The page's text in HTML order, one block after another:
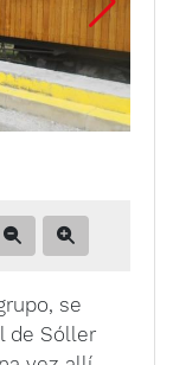
se
de Sóller